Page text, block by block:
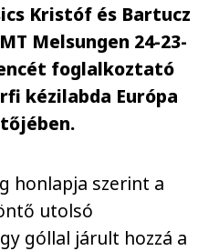
Kristóf és Bartucz
Melsungen 24-23-
foglalkoztató
kézilabda Európa
honlapja szerint a
utolsó
góllal járult hozzá a